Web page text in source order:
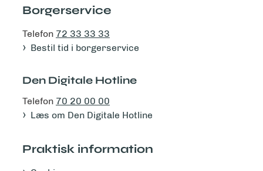
Borgerservice
Telefon 72 33 33 33
Bestil tid i borgerservice
Den Digitale Hotline
Telefon 70 20 00 00
Læs om Den Digitale Hotline
Praktisk information